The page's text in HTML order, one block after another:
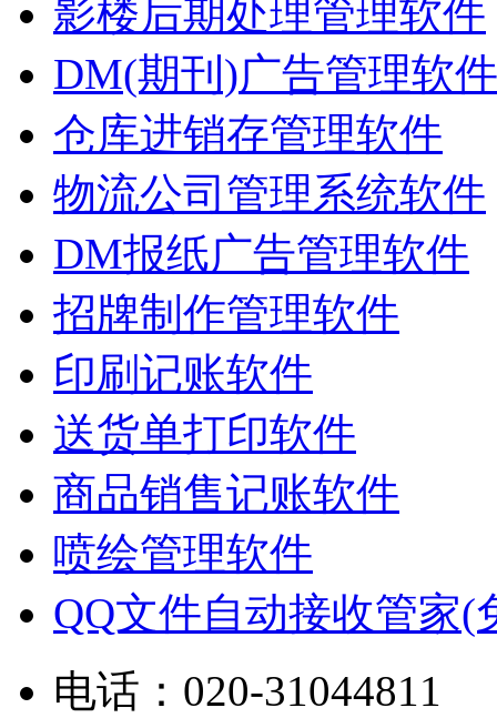
影楼后期处理管理软件
DM(期刊)广告管理软件
仓库进销存管理软件
物流公司管理系统软件
DM报纸广告管理软件
招牌制作管理软件
印刷记账软件
送货单打印软件
商品销售记账软件
喷绘管理软件
QQ文件自动接收管家(
电话：020-31044811